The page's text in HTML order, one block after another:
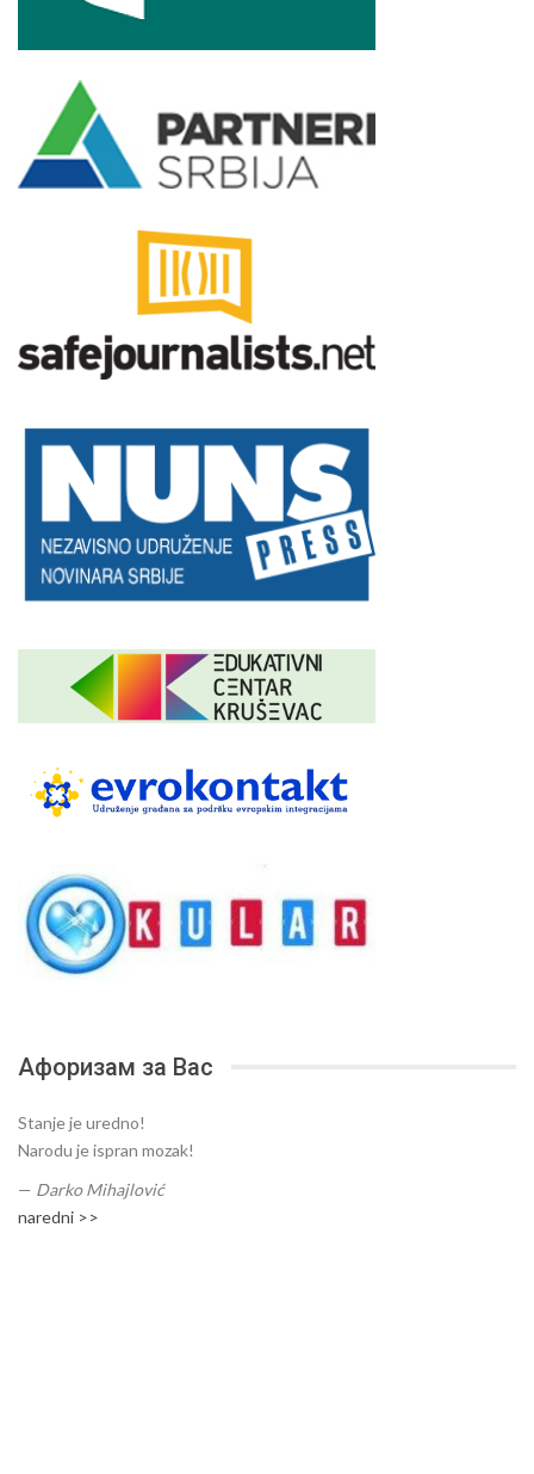
Афоризам за Вас
Stanje je uredno!
Narodu je ispran mozak!
— Darko Mihajlović
naredni >>